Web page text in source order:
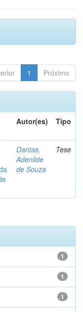
1 Próximo
Autor(es) Tipo
Dantas,
Adenilde
de Souza
Tese
1
1
1